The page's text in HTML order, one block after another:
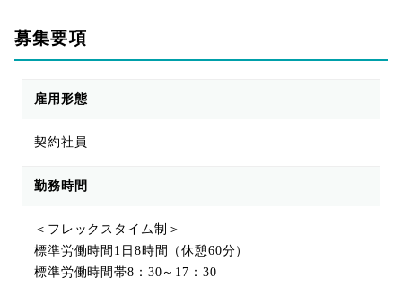
募集要項
雇用形態
契約社員
勤務時間
＜フレックスタイム制＞
標準労働時間1日8時間（休憩60分）
標準労働時間帯8：30～17：30